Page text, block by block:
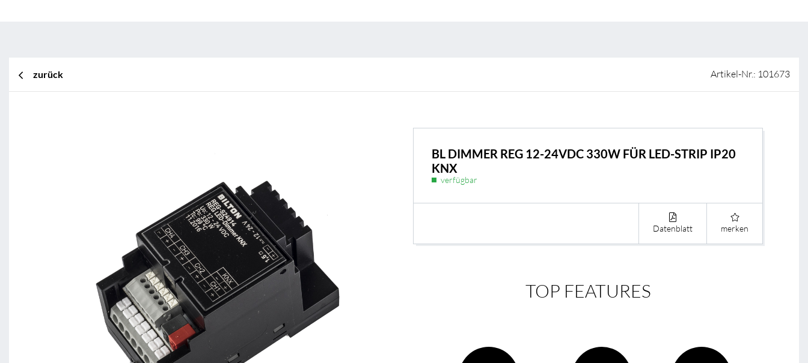
BL Shine XConfig - Sie stellen Ihr Produkt nach Ihren Wünschen zusammen
zurück Artikel-Nr.: 101673
BL DIMMER REG 12-24VDC 330W FÜR LED-STRIP IP20
KNX
verfügbar
Datenblatt merken
TOP FEATURES